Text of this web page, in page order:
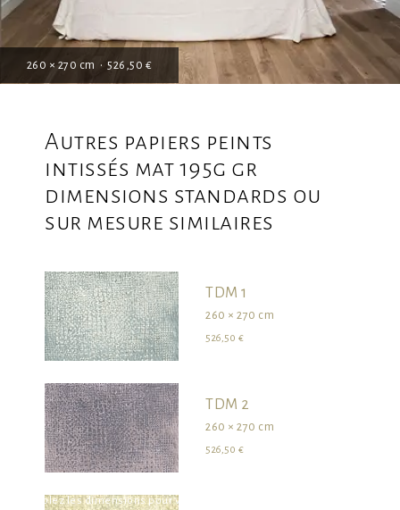
260 × 270 cm • 526,50 €
survolez les dimensions pour visualiser le produit dans son ensemble
Autres papiers peints
intissés mat 195g gr
dimensions standards ou
sur mesure similaires
TDM 1
260 × 270 cm
526,50 €
TDM 2
260 × 270 cm
526,50 €